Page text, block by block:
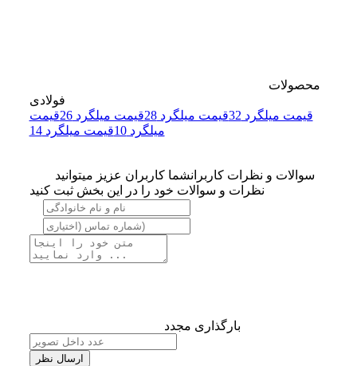
محصولات
فولادی
قیمت میلگرد 32
قیمت میلگرد 28 قیمت میلگرد 26
قیمت
میلگرد 10
قیمت میلگرد 14
سوالات و نظرات کاربرانشما کاربران عزیز میتوانید
نظرات و سوالات خود را در این بخش ثبت کنید
بارگذاری مجدد
ارسال نظر